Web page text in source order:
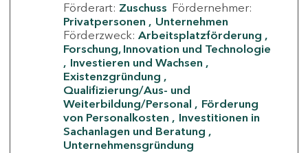
Förderart: Zuschuss Fördernehmer:
Privatpersonen
Unternehmen
Förderzweck: Arbeitsplatzförderung
Forschung, Innovation und Technologie
Investieren und Wachsen
Existenzgründung
Qualifizierung/Aus- und
Weiterbildung/Personal
Förderung
von Personalkosten
Investitionen in
Sachanlagen und Beratung
Unternehmensgründung